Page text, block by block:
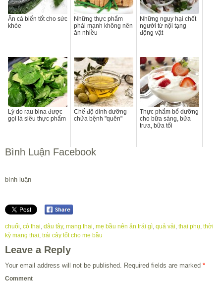
Ăn cá biển tốt cho sức
khỏe
Những thực phẩm
phái mạnh không nên
ăn nhiều
Những nguy hại chết
người từ nội tạng
động vật
Lý do rau bina được
gọi là siêu thực phẩm
Chế độ dinh dưỡng
chữa bệnh "quên"
Thực phẩm bổ dưỡng
cho bữa sáng, bữa
trưa, bữa tối
Bình Luận Facebook
bình luận
chuối, có thai, dâu tây, mang thai, mẹ bầu nên ăn trái gì, quả vải, thai phụ, thời
kỳ mang thai, trái cây tốt cho mẹ bầu
Leave a Reply
Your email address will not be published. Required fields are marked *
Comment